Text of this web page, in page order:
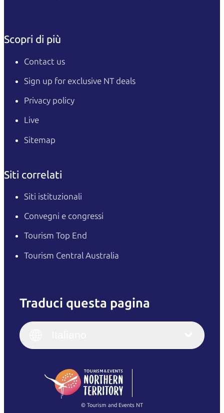
Scopri di più
Contact us
Sign up for exclusive NT deals
Privacy policy
Live
Sitemap
Siti correlati
Siti istituzionali
Convegni e congressi
Tourism Top End
Tourism Central Australia
Traduci questa pagina
English
(Singapore)
Français
Italiano
繁體中文
© Tourism and Events NT